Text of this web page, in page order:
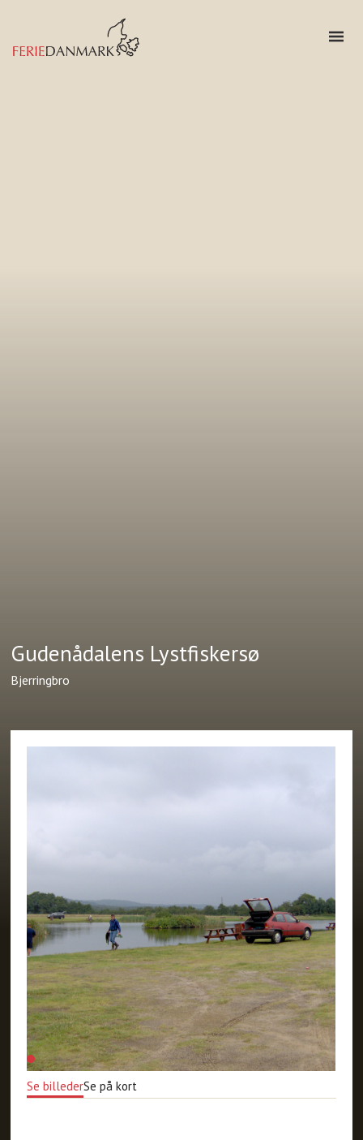
Gudenådalens Lystfiskersø
Bjerringbro
Se billederSe på kort